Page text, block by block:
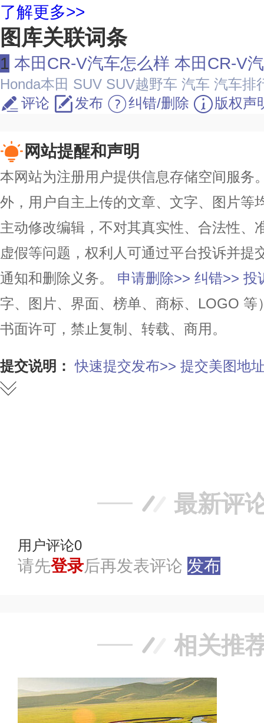
了解更多>>
图库关联词条
1 本田CR-V汽车怎么样 本田CR-V
Honda本田 SUV SUV越野车 汽车 汽车排
评论
发布 纠错/删除 版权声
网站提醒和声明
本网站为注册用户提供信息存储空间服务
外，用户自主上传的文章、文字、图片等
主动修改编辑，不对其真实性、合法性、
虚假等问题，权利人可通过平台投诉并提
通知和删除义务。
申请删除>> 纠错>> 投
字、图片、界面、榜单、商标、LOGO
书面许可，禁止复制、转载、商用。
提交说明： 快速提交发布>> 提交美图地
最新评
用户评论0
请先登录后再发表评论 发布
相关推